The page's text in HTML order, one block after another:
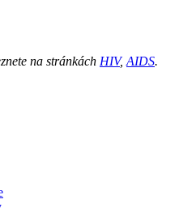
na stránkách HIV, AIDS.